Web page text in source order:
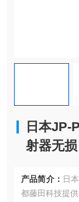
日本JP-
射器无损
产品简介： 日
都藤田科技提供